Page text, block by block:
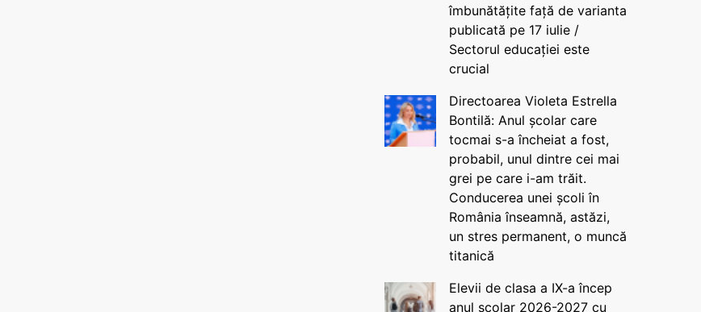
îmbunătățite față de varianta
publicată pe 17 iulie /
Sectorul educației este
crucial
Directoarea Violeta Estrella
Bontilă: Anul școlar care
tocmai s-a încheiat a fost,
probabil, unul dintre cei mai
grei pe care i-am trăit.
Conducerea unei școli în
România înseamnă, astăzi,
un stres permanent, o muncă
titanică
Elevii de clasa a IX-a încep
anul școlar 2026-2027 cu